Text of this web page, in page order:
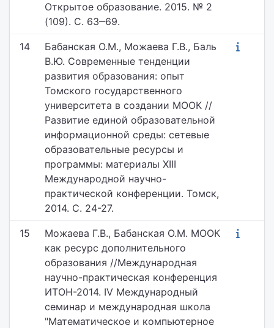
Открытое образование. 2015. № 2
(109). С. 63‒69.
14
Бабанская О.М., Можаева Г.В., Баль
В.Ю. Современные тенденции
развития образования: опыт
Томского государственного
университета в создании МООК //
Развитие единой образовательной
информационной среды: сетевые
образовательные ресурсы и
программы: материалы XIII
Международной научно-
практической конференции. Томск,
2014. С. 24-27.
15
Можаева Г.В., Бабанская О.М. МООК
как ресурс дополнительного
образования //Международная
научно-практическая конференция
ИТОН-2014. IV Международный
семинар и международная школа
"Математическое и компьютерное